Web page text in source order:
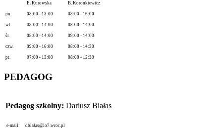
E. Kurowska B. Koronkiewicz
pn. 08:00 - 13:00 08:00 - 16:00
wt. 08:00 - 14:00 08:00 - 14:00
śr. 08:00 - 14:00 09:00 - 14:00
czw. 09:00 - 16:00 08:00 - 14:30
pt. 07:00 - 13:00 08:00 - 12:30
PEDAGOG
Pedagog szkolny: Dariusz Białas
e-mail: dbialas@lo7.wroc.pl